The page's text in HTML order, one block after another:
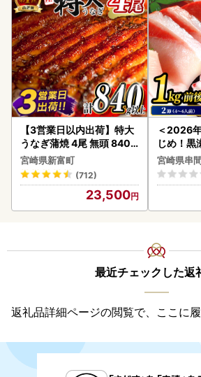
【3営業日以内出荷】特大
うなぎ蒲焼 4尾 無頭 840g
以上 C388-840-3D
宮崎県新富町
(712)
23,500
＜2026
じめ！黒
ロイン2
K001-
宮崎県串
最近チェックした返
返礼品詳細ページの閲覧で、ここに履